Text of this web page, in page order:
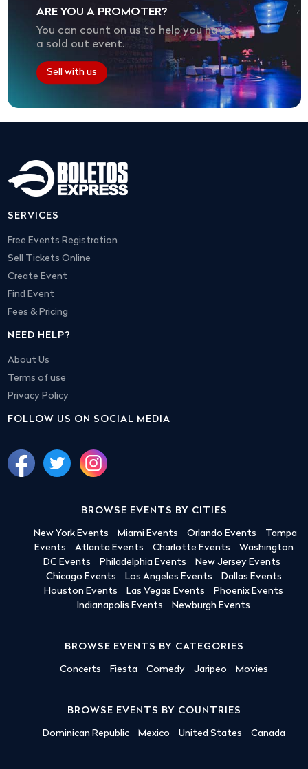
ARE YOU A PROMOTER?
You can count on us to help you have
a sold out event.
Sell with us
SERVICES
Free Events Registration
Sell Tickets Online
Create Event
Find Event
Fees & Pricing
NEED HELP?
About Us
Terms of use
Privacy Policy
FOLLOW US ON SOCIAL MEDIA
BROWSE EVENTS BY CITIES
New York Events Miami Events Orlando Events
Tampa
Events
Atlanta Events Charlotte Events
Washington
DC Events
Philadelphia Events
New Jersey Events
Chicago Events
Los Angeles Events
Dallas Events
Houston Events
Las Vegas Events
Phoenix Events
Indianapolis Events
Newburgh Events
BROWSE EVENTS BY CATEGORIES
Concerts Fiesta Comedy Jaripeo Movies
BROWSE EVENTS BY COUNTRIES
Dominican Republic Mexico United States Canada